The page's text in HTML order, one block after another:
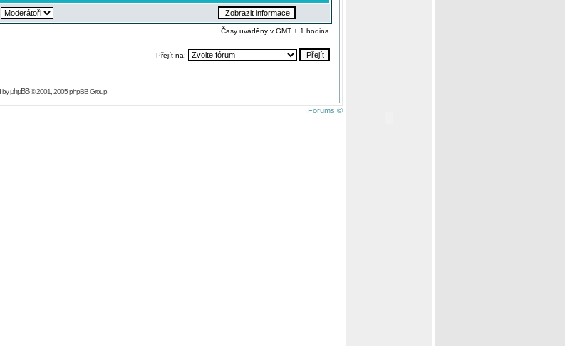
Časy uváděny v GMT + 1 hodina
Přejít na:
byphpBB© 2001, 2005 phpBB Group
Forums ©